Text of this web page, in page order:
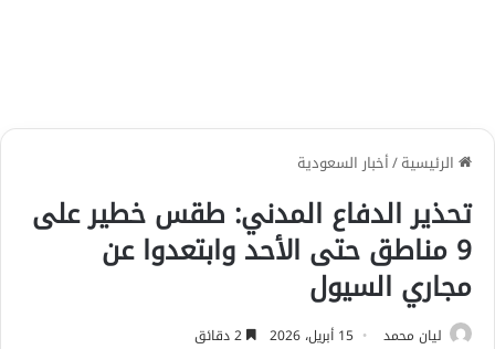
الرئيسية/أخبار السعودية
تحذير الدفاع المدني: طقس خطير على
9 مناطق حتى الأحد وابتعدوا عن
مجاري السيول
ليان محمد 15 أبريل، 2026